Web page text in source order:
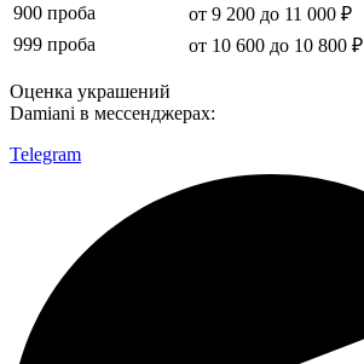
900 проба
от 9 200 до 11 000 ₽
999 проба
от 10 600 до 10 800 ₽
Оценка украшений
Damiani в мессенджерах:
Telegram